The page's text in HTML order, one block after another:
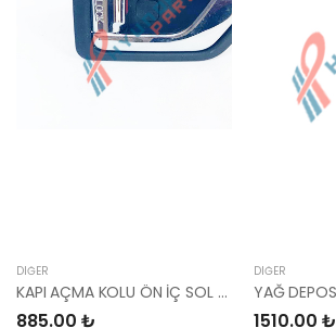
DIĞER
KAPI AÇMA KOLU ÖN İÇ SOL GETZ KROM 82610-1C010WK-HMC
885.00 ₺
DIĞER
1510.00 ₺